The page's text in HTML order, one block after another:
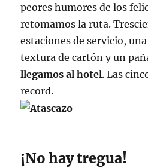
peores humores de los
retomamos la ruta.
estaciones de servicio,
textura de cartón y un
llegamos al hotel. Las
record.
¡No hay tregua!